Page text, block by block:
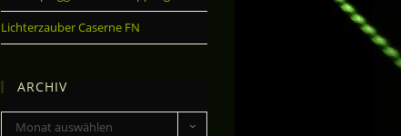
Lichterzauber Caserne FN
ARCHIV
Monat auswählen